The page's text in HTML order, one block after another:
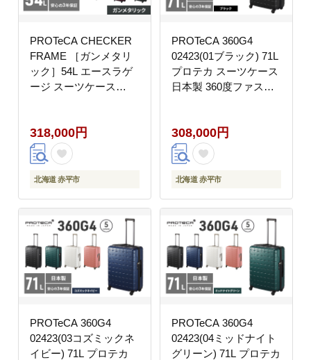
PROTeCA CHECKER
FRAME ［ガンメタリ
ック］54L エースラゲ
ージ スーツケース
レーム 旅 キャリー か
ばん バッグ 国産 日本
製 抗ウイルス仕様
318,000円
北海道 赤平市
PROTeCA 360G4
02423(01ブラック) 71L
プロテカ スーツケース
日本製 360度ファスナ
リーケース かばん バッ
グ 国産
308,000円
北海道 赤平市
PROTeCA 360G4
02423(03コズミックネ
イビー) 71L プロテカ
PROTeCA 360G4
02423(04ミッドナイト
グリーン) 71L プロテカ